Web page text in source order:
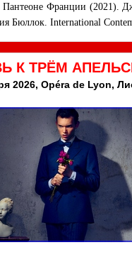
Пантеоне Франции (2021).
Бюллок. International
К ТРЁМ
2026, Opéra de Lyon,